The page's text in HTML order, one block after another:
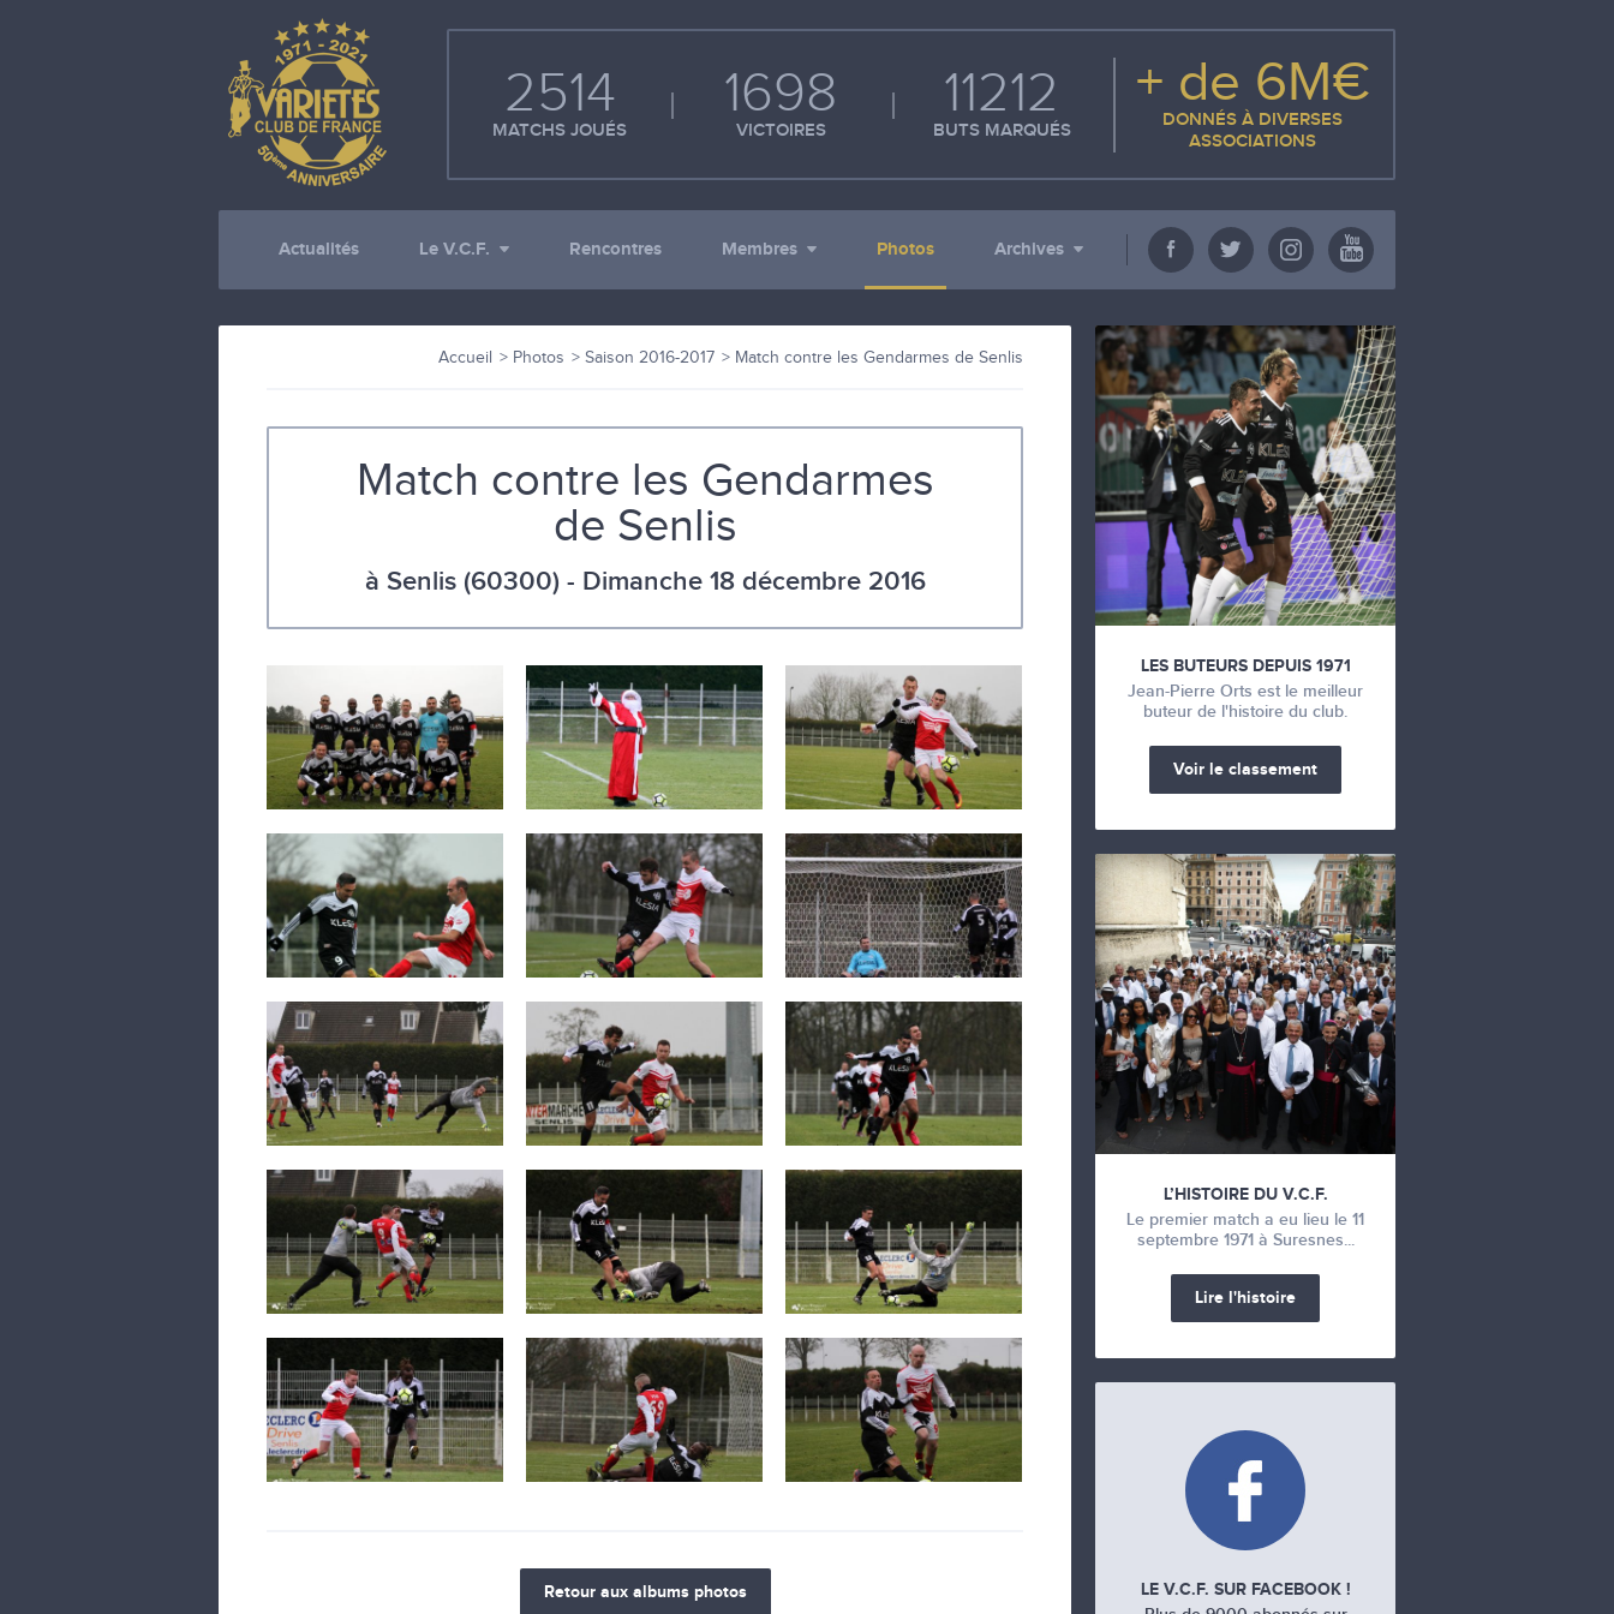
2514
MATCHS JOUÉS
1698
VICTOIRES
11212
BUTS MARQUÉS
+ de 6M€
DONNÉS À DIVERSES
ASSOCIATIONS
Actualités Le V.C.F. Rencontres Membres Photos Archives
Accueil Photos Saison 2016-2017 Match contre les Gendarmes de Senlis
Match contre les Gendarmes
de Senlis
à Senlis (60300) - Dimanche 18 décembre 2016
Retour aux albums photos
LES BUTEURS DEPUIS 1971
Jean-Pierre Orts est le meilleur
buteur de l'histoire du club.
Voir le classement
L’HISTOIRE DU V.C.F.
Le premier match a eu lieu le 11
septembre 1971 à Suresnes...
Lire l'histoire
LE V.C.F. SUR FACEBOOK !